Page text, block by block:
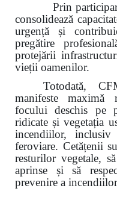
Prin participarea
consolidează
urgență și
pregătire
protejării
vieții oamenilor.
Totodată,
manifeste maximă
focului deschis pe
ridicate și vegetația
incendiilor, inclusiv
feroviare. Cetățenii
resturilor vegetale,
aprinse și să
prevenire a